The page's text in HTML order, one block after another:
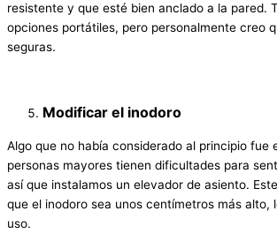
resistente y que esté bien anclado a la pared.
opciones portátiles, pero personalmente creo
seguras.
Modificar el inodoro
Algo que no había considerado al principio fue
personas mayores tienen dificultades para
así que instalamos un elevador de asiento.
que el inodoro sea unos centímetros más alto,
uso.